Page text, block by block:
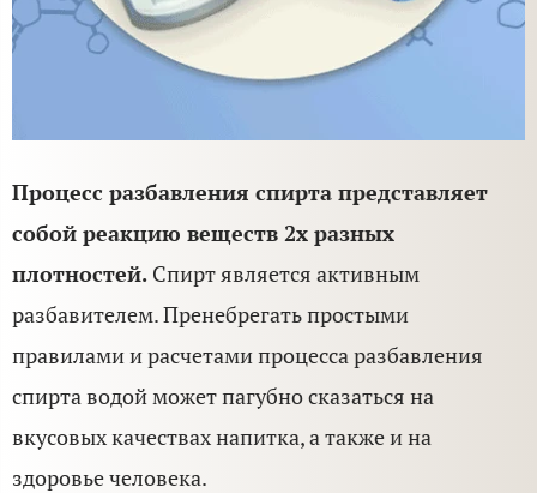
Процесс разбавления спирта представляет
собой реакцию веществ 2х разных
плотностей. Спирт является активным
разбавителем. Пренебрегать простыми
правилами и расчетами процесса разбавления
спирта водой может пагубно сказаться на
вкусовых качествах напитка, а также и на
здоровье человека.